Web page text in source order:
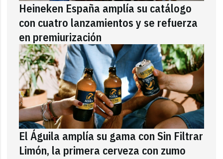
Heineken España amplía su catálogo
con cuatro lanzamientos y se refuerza
en premiurización
El Águila amplía su gama con Sin Filtrar
Limón, la primera cerveza con zumo